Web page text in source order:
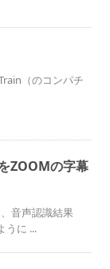
（のコンパチ
ZOOMの字幕
音声認識結果
うに ...